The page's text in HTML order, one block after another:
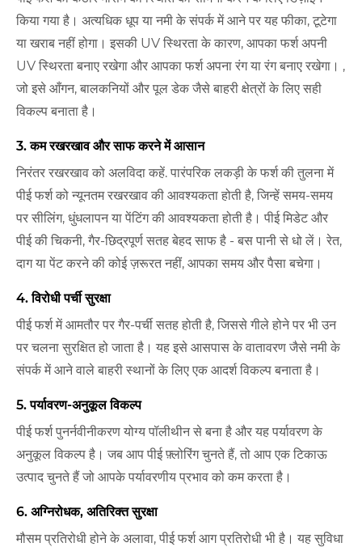
किया गया है। अत्यधिक धूप या नमी के संपर्क में आने पर यह फीका, टूटेगा
या खराब नहीं होगा। इसकी UV स्थिरता के कारण, आपका फर्श अपनी
UV स्थिरता बनाए रखेगा और आपका फर्श अपना रंग या रंग बनाए रखेगा। ,
जो इसे आँगन, बालकनियों और पूल डेक जैसे बाहरी क्षेत्रों के लिए सही
विकल्प बनाता है।
3. कम रखरखाव और साफ करने में आसान
निरंतर रखरखाव को अलविदा कहें. पारंपरिक लकड़ी के फर्श की तुलना में
पीई फर्श को न्यूनतम रखरखाव की आवश्यकता होती है, जिन्हें समय-समय
पर सीलिंग, धुंधलापन या पेंटिंग की आवश्यकता होती है। पीई मिडेट और
पीई की चिकनी, गैर-छिद्रपूर्ण सतह बेहद साफ है - बस पानी से धो लें। रेत,
दाग या पेंट करने की कोई ज़रूरत नहीं, आपका समय और पैसा बचेगा।
4. विरोधी पर्ची सुरक्षा
पीई फर्श में आमतौर पर गैर-पर्ची सतह होती है, जिससे गीले होने पर भी उन
पर चलना सुरक्षित हो जाता है। यह इसे आसपास के वातावरण जैसे नमी के
संपर्क में आने वाले बाहरी स्थानों के लिए एक आदर्श विकल्प बनाता है।
5. पर्यावरण-अनुकूल विकल्प
पीई फर्श पुनर्नवीनीकरण योग्य पॉलीथीन से बना है और यह पर्यावरण के
अनुकूल विकल्प है। जब आप पीई फ़्लोरिंग चुनते हैं, तो आप एक टिकाऊ
उत्पाद चुनते हैं जो आपके पर्यावरणीय प्रभाव को कम करता है।
6. अग्निरोधक, अतिरिक्त सुरक्षा
मौसम प्रतिरोधी होने के अलावा, पीई फर्श आग प्रतिरोधी भी है। यह सुविधा